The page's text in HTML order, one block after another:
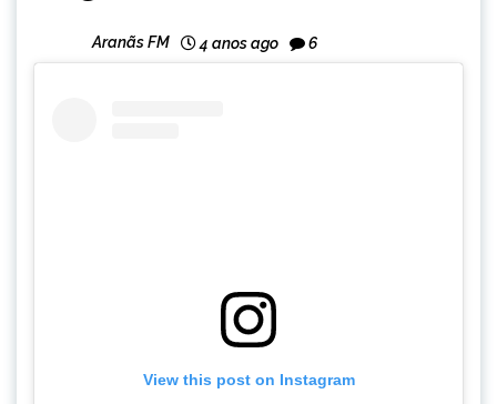
Aranãs FM 4 anos ago 6
View this post on Instagram